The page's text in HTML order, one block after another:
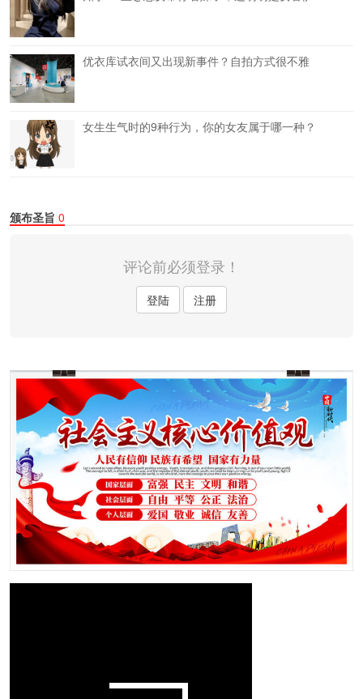
优衣库试衣间又出现新事件？自拍方式很不雅
女生生气时的9种行为，你的女友属于哪一种？
颁布圣旨 0
评论前必须登录！
登陆 注册